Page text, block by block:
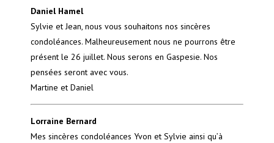
Daniel Hamel
Sylvie et Jean, nous vous souhaitons nos sincères
condoléances. Malheureusement nous ne pourrons être
présent le 26 juillet. Nous serons en Gaspesie. Nos
pensées seront avec vous.
Martine et Daniel
Lorraine Bernard
Mes sincères condoléances Yvon et Sylvie ainsi qu’à